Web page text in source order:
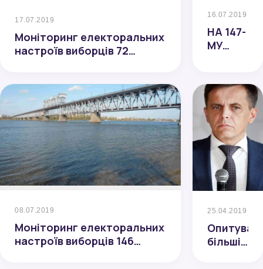
17.07.2019
Моніторинг електоральних
настроїв виборців 72
16.07.2019
НА 147-
МУ
ДЕПУТАТ
НА 35%
08.07.2019
Моніторинг електоральних
настроїв виборців 146
25.04.2019
більшість